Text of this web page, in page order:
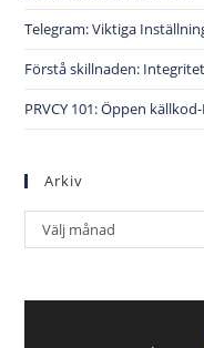
Telegram: Viktiga
Förstå skillnaden:
PRVCY 101: Öppen
Arkiv
Välj månad